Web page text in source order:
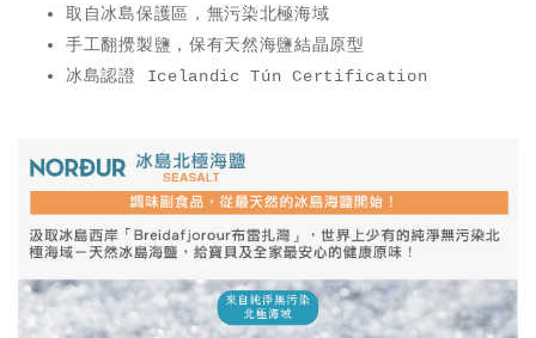
取自冰島保護區，無污染北極海域
手工翻攪製鹽，保有天然海鹽結晶原型
冰島認證 Icelandic Tún Certification